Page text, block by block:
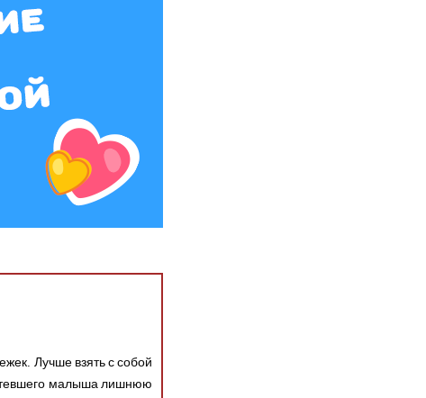
Лучше взять с собой
малыша лишнюю